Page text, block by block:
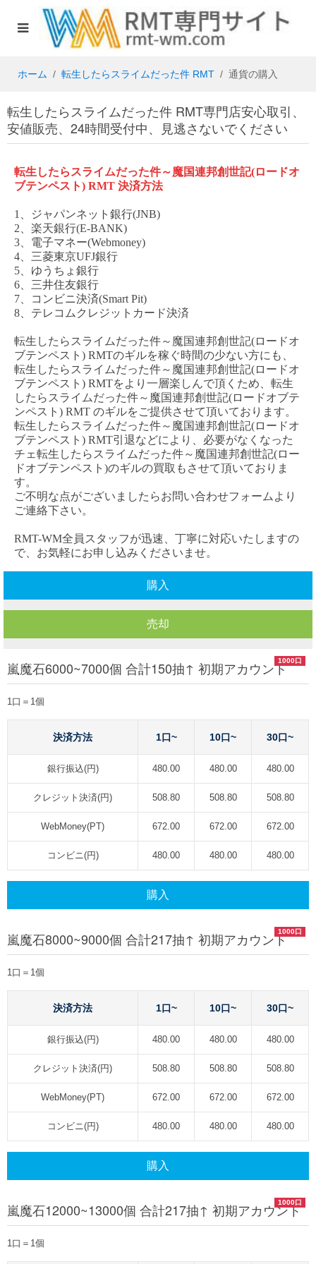
ホーム 転生したらスライムだった件 RMT 通貨の購入
転生したらスライムだった件 RMT専門店安心取引、
安値販売、24時間受付中、見逃さないでください
転生したらスライムだった件～魔国連邦創世記(ロードオ
ブテンペスト) RMT 決済方法
1、ジャパンネット銀行(JNB)
2、楽天銀行(E-BANK)
3、電子マネー(Webmoney)
4、三菱東京UFJ銀行
5、ゆうちょ銀行
6、三井住友銀行
7、コンビニ決済(Smart Pit)
8、テレコムクレジットカード決済
転生したらスライムだった件～魔国連邦創世記(ロードオ
ブテンペスト) RMTのギルを稼ぐ時間の少ない方にも、
転生したらスライムだった件～魔国連邦創世記(ロードオ
ブテンペスト) RMTをより一層楽しんで頂くため、 転生
したらスライムだった件～魔国連邦創世記(ロードオブテ
ンペスト) RMT のギルをご提供させて頂いております。
転生したらスライムだった件～魔国連邦創世記(ロードオ
ブテンペスト) RMT引退などにより、必要がなくなった
チェ転生したらスライムだった件～魔国連邦創世記(ロー
ドオブテンペスト)のギルの買取もさせて頂いておりま
す。
ご不明な点がございましたらお問い合わせフォームより
ご連絡下さい。
RMT-WM全員スタッフが迅速、丁寧に対応いたしますの
で、お気軽にお申し込みくださいませ。
購入
売却
1000口
嵐魔石6000~7000個 合計150抽↑ 初期アカウント
1口＝1個
決済方法 1口~ 10口~ 30口~
銀行振込(円) 480.00 480.00 480.00
クレジット決済(円) 508.80 508.80 508.80
WebMoney(PT) 672.00 672.00 672.00
コンビニ(円) 480.00 480.00 480.00
購入
1000口
嵐魔石8000~9000個 合計217抽↑ 初期アカウント
1口＝1個
決済方法 1口~ 10口~ 30口~
銀行振込(円) 480.00 480.00 480.00
クレジット決済(円) 508.80 508.80 508.80
WebMoney(PT) 672.00 672.00 672.00
コンビニ(円) 480.00 480.00 480.00
購入
1000口
嵐魔石12000~13000個 合計217抽↑ 初期アカウント
1口＝1個